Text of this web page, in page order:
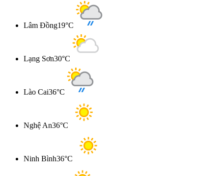
Lâm Đồng19°C
Lạng Sơn30°C
Lào Cai36°C
Nghệ An36°C
Ninh Bình36°C